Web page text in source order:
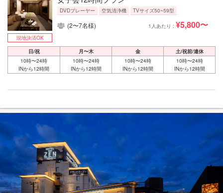
DVDプレーヤー 空気清浄機 TVサイズ50~59型
(2〜7名様) 1人あたり : ¥5,800〜
現地決済OK
日/祝
月〜木 金
土/祝前/連休
10時〜24時
INから12時間
10時〜24時
INから12時間
10時〜24時
INから12時間
10時〜24時
INから12時間